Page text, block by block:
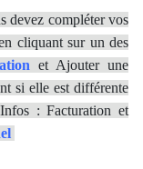
devez compléter vos
cliquant sur un des
et Ajouter une
si elle est différente
: Facturation et